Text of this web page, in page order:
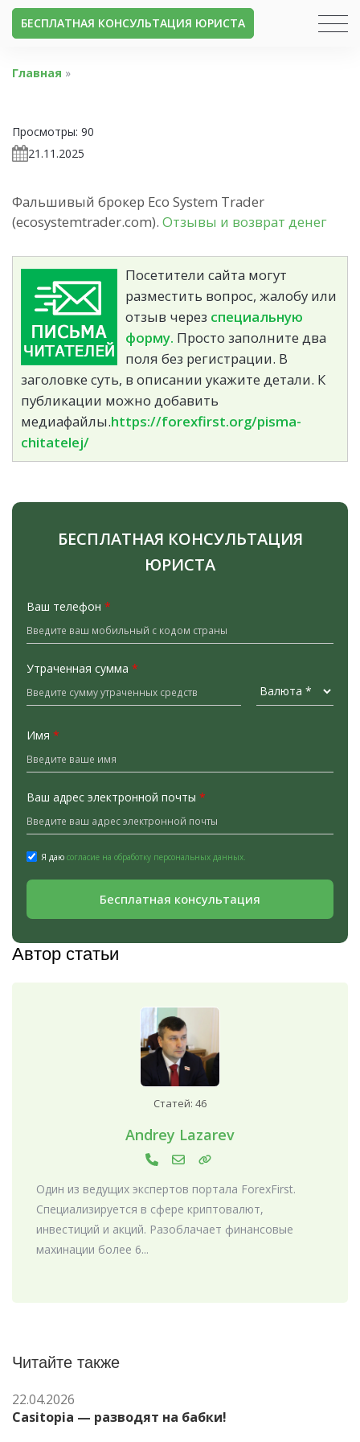
БЕСПЛАТНАЯ КОНСУЛЬТАЦИЯ ЮРИСТА
Главная »
Просмотры: 90
21.11.2025
Фальшивый брокер Eco System Trader
(ecosystemtrader.com). Отзывы и возврат денег
Посетители сайта могут
разместить вопрос, жалобу или
отзыв через специальную
форму. Просто заполните два
поля без регистрации. В
заголовке суть, в описании укажите детали. К
публикации можно добавить
медиафайлы.https://forexfirst.org/pisma-
chitatelej/
БЕСПЛАТНАЯ КОНСУЛЬТАЦИЯ
ЮРИСТА
Ваш телефон *
Утраченная сумма *
Имя *
Ваш адрес электронной почты *
Я даю согласие на обработку персональных данных.
Бесплатная консультация
Автор статьи
Статей: 46
Andrey Lazarev
Один из ведущих экспертов портала ForexFirst.
Специализируется в сфере криптовалют,
инвестиций и акций. Разоблачает финансовые
махинации более 6...
Читайте также
22.04.2026
Casitopia — разводят на бабки!